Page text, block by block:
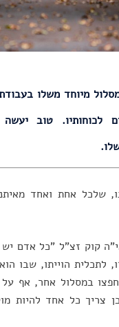
מיוחד משלו
לכוחותיו. טוב
שלכל אחת ואחד
קוק זצ"ל "כל אדם
לתכלית הוייתו, שבו
במסלול אחר, אף
צריך כל אחד להיות